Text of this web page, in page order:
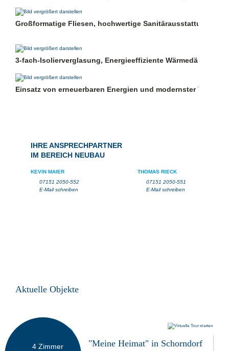
Großformatige Fliesen, hochwertige Sanitärausstattung
3-fach-Isolierverglasung, Energieeffiziente Wärmedämmung,
Einsatz von erneuerbaren Energien und modernster Technik
IHRE ANSPRECHPARTNER
IM BEREICH NEUBAU
KEVIN MAIER
07151 2050-552
E-Mail schreiben
THOMAS RIECK
07151 2050-551
E-Mail schreiben
Aktuelle Objekte
4 Zimmer "Meine Heimat" in Schorndorf